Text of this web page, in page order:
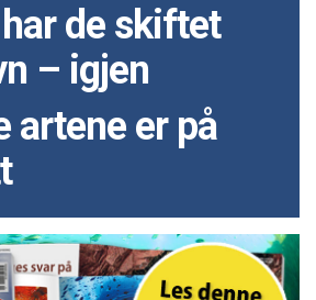
de skiftet
– igjen
artene er på